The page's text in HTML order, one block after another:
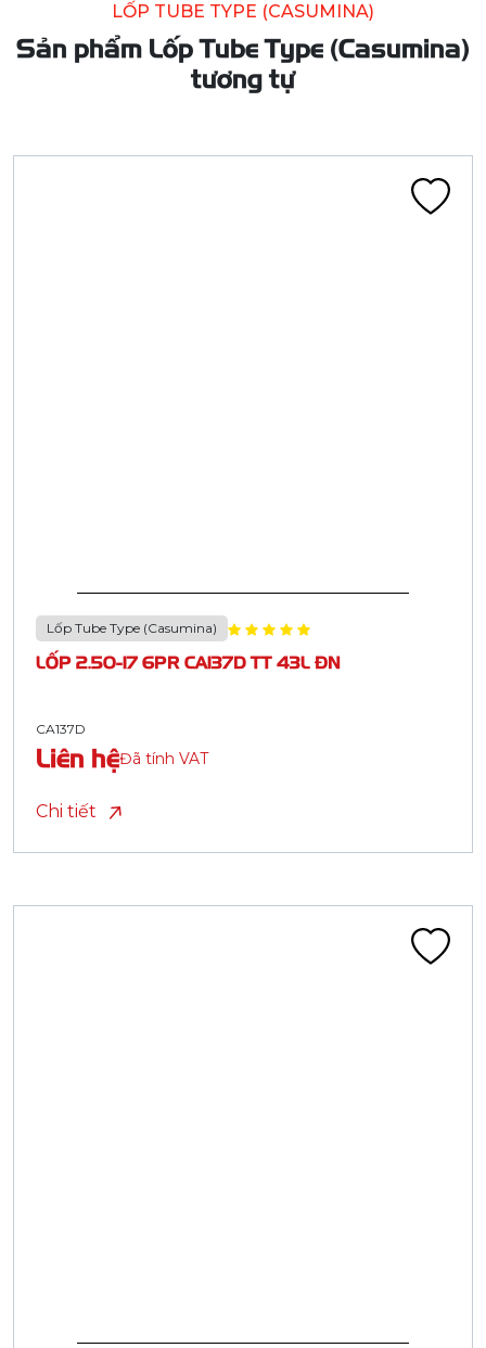
LỐP TUBE TYPE (CASUMINA)
Sản phẩm Lốp Tube Type (Casumina)
tương tự
Lốp Tube Type (Casumina)
LỐP 2.50-17 6PR CA137D TT 43L ĐN
CA137D
Liên hệĐã tính VAT
Chi tiết